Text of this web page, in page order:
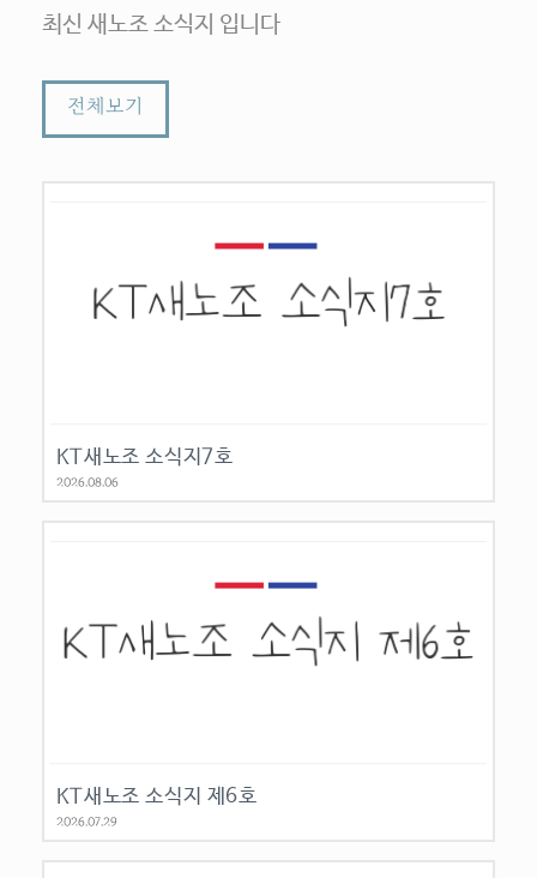
최신 새노조 소식지 입니다
전체보기
KT새노조 소식지7호
2026.08.06
KT새노조 소식지 제6호
2026.07.29